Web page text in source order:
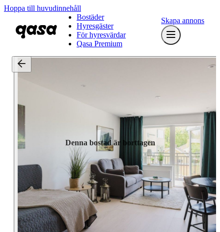
Hoppa till huvudinnehåll
Bostäder
Hyresgäster
För hyresvärdar
Qasa Premium
Skapa annons
Denna bostad är borttagen